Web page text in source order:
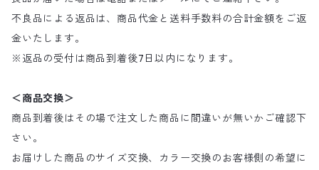
不良品による返品は、商品代金と送料手数料の合計金額をご返
金いたします。
※返品の受付は商品到着後7日以内になります。
＜商品交換＞
商品到着後はその場で注文した商品に間違いが無いかご確認下
さい。
お届けした商品のサイズ交換、カラー交換のお客様側の希望に